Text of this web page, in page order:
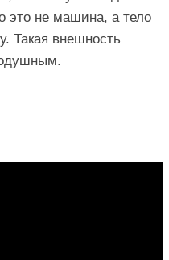
это не машина, а тело
Такая внешность